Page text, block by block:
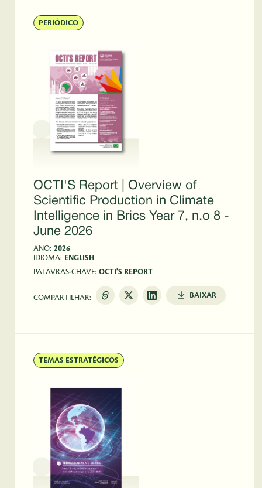
PERIÓDICO
OCTI'S Report | Overview of
Scientific Production in Climate
Intelligence in Brics Year 7, n.o 8 -
June 2026
ANO: 2026
IDIOMA: ENGLISH
PALAVRAS-CHAVE: OCTI'S REPORT
COMPARTILHAR: BAIXAR
TEMAS ESTRATÉGICOS